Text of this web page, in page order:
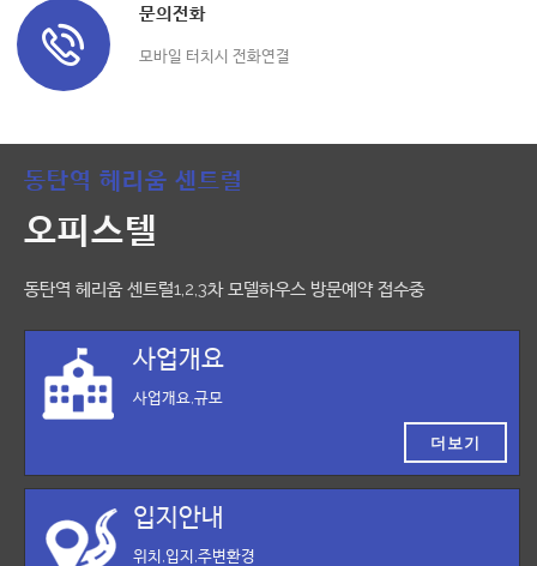
문의전화
모바일 터치시 전화연결
동탄역 헤리움 센트럴
오피스텔
동탄역 헤리움 센트럴1,2,3차 모델하우스 방문예약 접수중
사업개요
사업개요,규모
더보기
입지안내
위치,입지,주변환경